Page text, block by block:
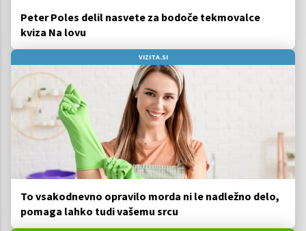
Peter Poles delil nasvete za bodoče tekmovalce
kviza Na lovu
VIZITA.SI
To vsakodnevno opravilo morda ni le nadležno delo,
pomaga lahko tudi vašemu srcu